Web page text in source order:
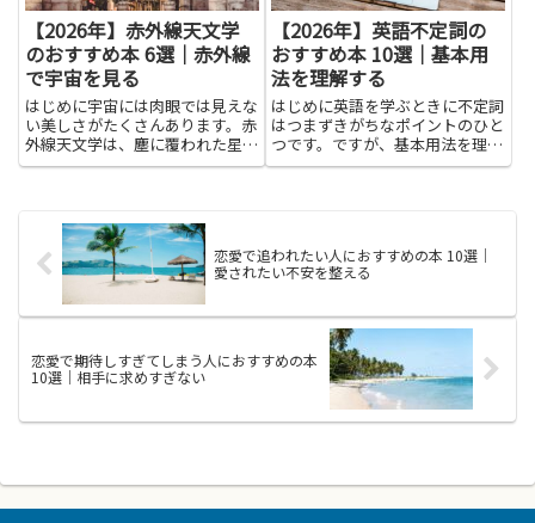
【2026年】赤外線天文学
のおすすめ本 6選｜赤外線
で宇宙を見る
はじめに宇宙には肉眼では見えな
い美しさがたくさんあります。赤
外線天文学は、塵に覆われた星雲
や遠くの銀河の謎を照らしてくれ
成、古い光が伝える情報が少しず
つわかってきます。難しい用語
に...
【2026年】英語不定詞の
おすすめ本 10選｜基本用
法を理解する
はじめに英語を学ぶときに不定詞
はつまずきがちなポイントのひと
つです。ですが、基本用法を理解
することで、文章の骨格が見えや
る...
恋愛で追われたい人におすすめの本 10選｜
愛されたい不安を整える
恋愛で期待しすぎてしまう人におすすめの本
10選｜相手に求めすぎない